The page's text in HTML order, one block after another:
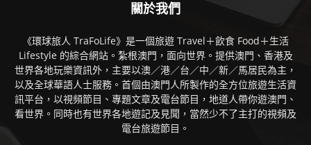
關於我們
《環球旅人 TraFoLife》是一個旅遊 Travel＋飲食 Food＋生活
Lifestyle 的綜合網站。紮根澳門，面向世界。提供澳門、香港及
世界各地玩樂資訊外，主要以澳／港／台／中／新／馬居民為主，
以及全球華語人士服務。首個由澳門人所製作的全方位旅遊生活資
訊平台，以視頻節目、專題文章及電台節目，地道人帶你遊澳門、
看世界。同時也有世界各地遊記及見聞，當然少不了主打的視頻及
電台旅遊節目。